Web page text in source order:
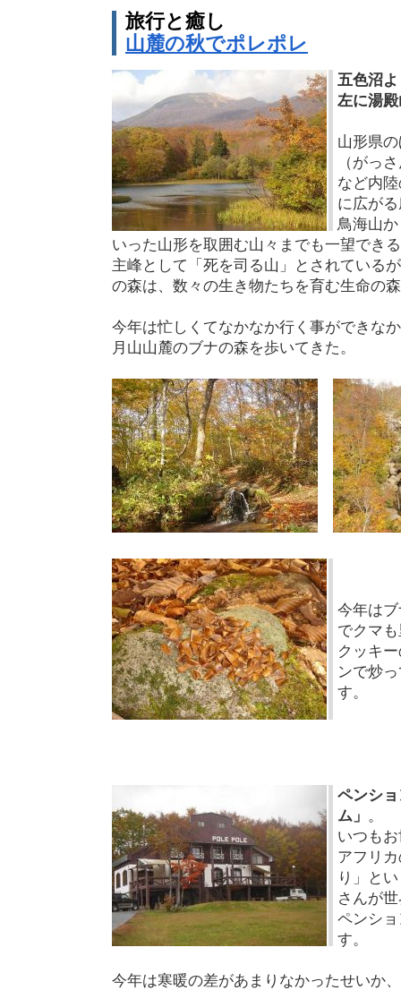
旅行と癒し
山麓の秋でポレポレ
五色沼
左に湯
山形県
（がっ
など内
に広が
鳥海山
いった山形を取囲む山々までも一望でき
主峰として「死を司る山」とされている
の森は、数々の生き物たちを育む生命の
今年は忙しくてなかなか行く事ができな
月山山麓のブナの森を歩いてきた。
今年は
でクマ
クッキ
ンで炒
す。
ペンシ
ム」 。
いつも
アフリ
り」と
さんが
ペンシ
す。
今年は寒暖の差があまりなかったせいか